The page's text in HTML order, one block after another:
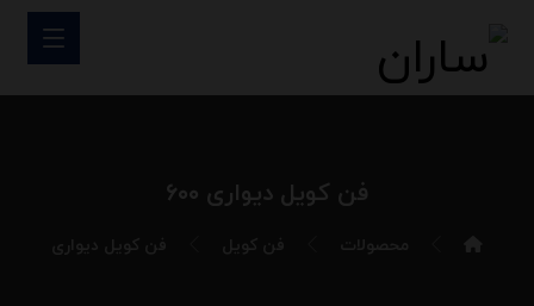
فن کویل دیواری ۶۰۰
محصولات فن کویل فن کویل دیواری